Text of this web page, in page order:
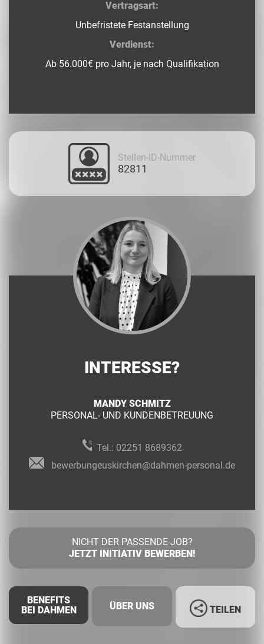
Vertragsart:
Unbefristete Festanstellung
Verdienst:
Ab 56.000€ pro Jahr, je nach Qualifikation
Stellen-ID-Nummer
82811
INTERESSE?
MANDY SCHMITZ
PERSONAL- UND KUNDENBETREUUNG
Tel.: 02251 8689362
bewerbungeuskirchen@dahmen-personal.de
NICHT DER PASSENDE JOB?
JETZT INITIATIV BEWERBEN!
BENEFITS
BEI DAHMEN
ÜBER UNS TEILEN